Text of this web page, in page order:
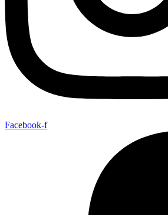
Facebook-f